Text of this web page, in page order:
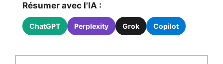
Résumer avec l'IA :
ChatGPT Perplexity Grok Copilot